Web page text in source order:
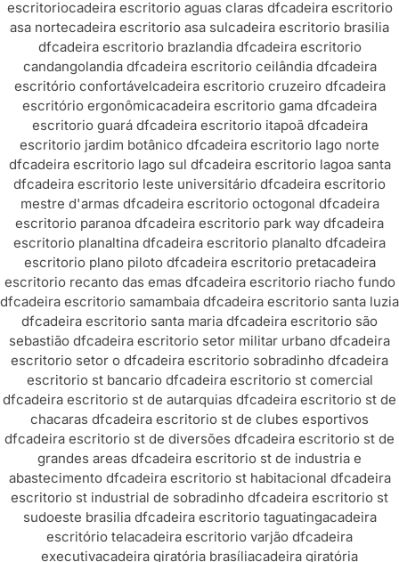
escritoriocadeira escritorio aguas claras dfcadeira escritorio
asa nortecadeira escritorio asa sulcadeira escritorio brasilia
dfcadeira escritorio brazlandia dfcadeira escritorio
candangolandia dfcadeira escritorio ceilândia dfcadeira
escritório confortávelcadeira escritorio cruzeiro dfcadeira
escritório ergonômicacadeira escritorio gama dfcadeira
escritorio guará dfcadeira escritorio itapoã dfcadeira
escritorio jardim botânico dfcadeira escritorio lago norte
dfcadeira escritorio lago sul dfcadeira escritorio lagoa santa
dfcadeira escritorio leste universitário dfcadeira escritorio
mestre d'armas dfcadeira escritorio octogonal dfcadeira
escritorio paranoa dfcadeira escritorio park way dfcadeira
escritorio planaltina dfcadeira escritorio planalto dfcadeira
escritorio plano piloto dfcadeira escritorio pretacadeira
escritorio recanto das emas dfcadeira escritorio riacho fundo
dfcadeira escritorio samambaia dfcadeira escritorio santa luzia
dfcadeira escritorio santa maria dfcadeira escritorio são
sebastião dfcadeira escritorio setor militar urbano dfcadeira
escritorio setor o dfcadeira escritorio sobradinho dfcadeira
escritorio st bancario dfcadeira escritorio st comercial
dfcadeira escritorio st de autarquias dfcadeira escritorio st de
chacaras dfcadeira escritorio st de clubes esportivos
dfcadeira escritorio st de diversões dfcadeira escritorio st de
grandes areas dfcadeira escritorio st de industria e
abastecimento dfcadeira escritorio st habitacional dfcadeira
escritorio st industrial de sobradinho dfcadeira escritorio st
sudoeste brasilia dfcadeira escritorio taguatingacadeira
escritório telacadeira escritorio varjão dfcadeira
executivacadeira giratória brasíliacadeira giratória